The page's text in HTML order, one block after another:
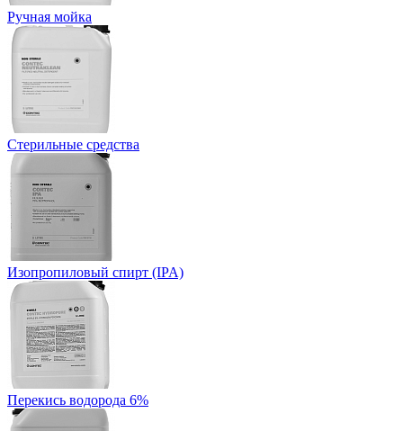
Ручная мойка
Стерильные средства
Изопропиловый спирт (IPA)
Перекись водорода 6%